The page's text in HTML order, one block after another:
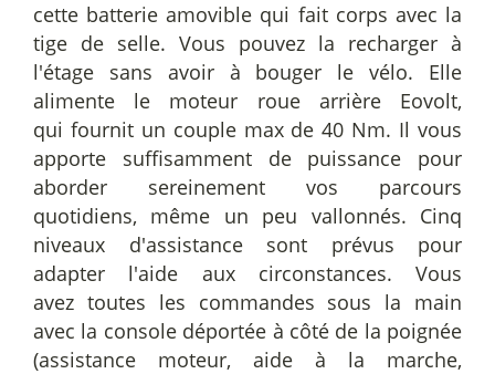
cette batterie amovible qui fait corps avec la
tige de selle. Vous pouvez la recharger à
l'étage sans avoir à bouger le vélo. Elle
alimente le moteur roue arrière Eovolt,
qui fournit un couple max de 40 Nm. Il vous
apporte suffisamment de puissance pour
aborder sereinement vos parcours
quotidiens, même un peu vallonnés. Cinq
niveaux d'assistance sont prévus pour
adapter l'aide aux circonstances. Vous
avez toutes les commandes sous la main
avec la console déportée à côté de la poignée
(assistance moteur, aide à la marche,